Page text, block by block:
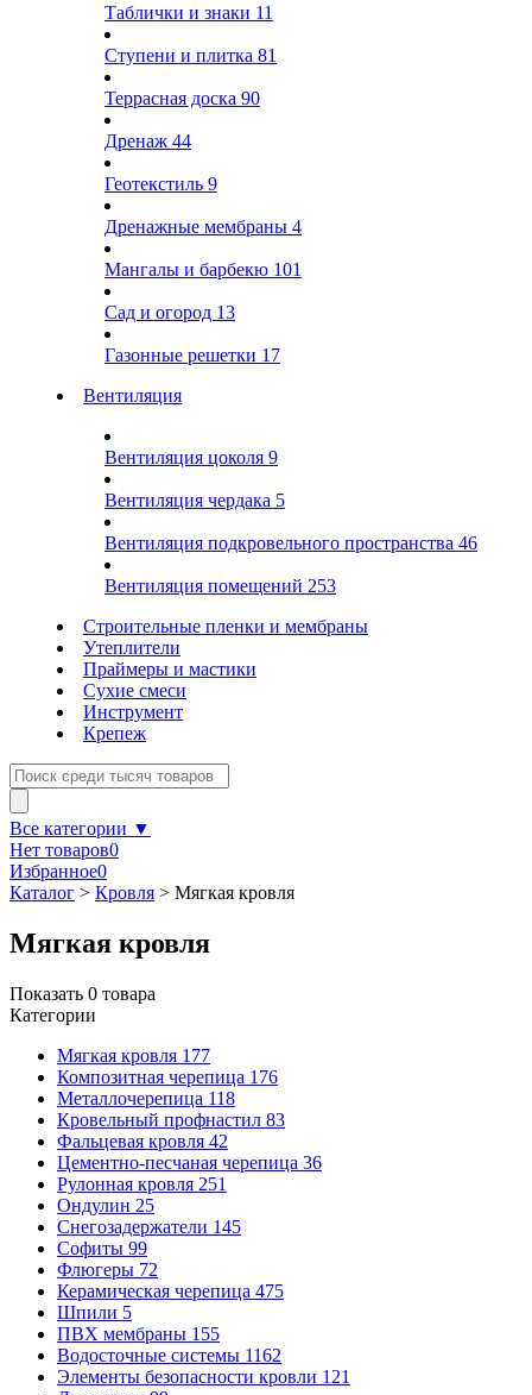
Таблички и знаки 11
Ступени и плитка 81
Террасная доска 90
Дренаж 44
Геотекстиль 9
Дренажные мембраны 4
Мангалы и барбекю 101
Сад и огород 13
Газонные решетки 17
Вентиляция
Вентиляция цоколя 9
Вентиляция чердака 5
Вентиляция подкровельного пространства 46
Вентиляция помещений 253
Строительные пленки и мембраны
Утеплители
Праймеры и мастики
Сухие смеси
Инструмент
Крепеж
Все категории ▼
Нет товаров0
Избранное0
Каталог > Кровля > Мягкая кровля
Мягкая кровля
Показать 0 товара
Категории
Мягкая кровля 177
Композитная черепица 176
Металлочерепица 118
Кровельный профнастил 83
Фальцевая кровля 42
Цементно-песчаная черепица 36
Рулонная кровля 251
Ондулин 25
Снегозадержатели 145
Софиты 99
Флюгеры 72
Керамическая черепица 475
Шпили 5
ПВХ мембраны 155
Водосточные системы 1162
Элементы безопасности кровли 121